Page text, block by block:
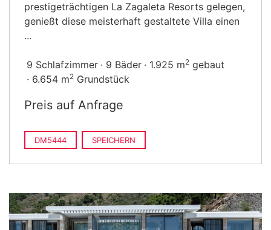
prestigeträchtigen La Zagaleta Resorts gelegen,
genießt diese meisterhaft gestaltete Villa einen
...
9 Schlafzimmer 9 Bäder 1.925 m2 gebaut
6.654 m2 Grundstück
Preis auf Anfrage
DM5444 SPEICHERN